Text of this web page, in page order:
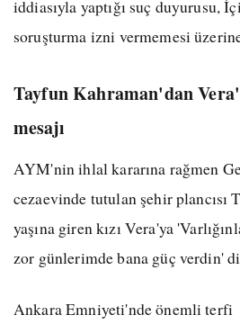
iddiasıyla yaptığı suç duyurusu,
soruşturma izni vermemesi
Tayfun Kahraman'dan
mesajı
AYM'nin ihlal kararına rağmen
cezaevinde tutulan şehir plancısı
yaşına giren kızı Vera'ya
zor günlerimde bana güç verdin'
Ankara Emniyeti'nde önemli terfi